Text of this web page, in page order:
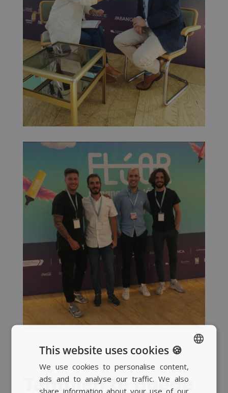
También te puede
SPANISH
BASQUE
This website uses cookies 🍪
We use cookies to personalise content,
ads and to analyse our traffic. We also
share information about your use of our